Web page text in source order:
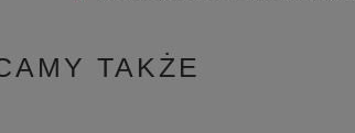
TAKŻE